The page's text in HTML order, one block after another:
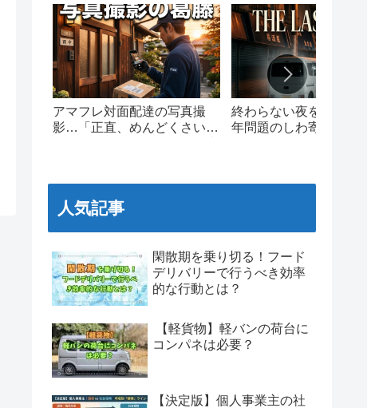
アマフレ対面配達の写真撮
影…「正直、めんどくさい」
終わらない夜を走る。
年問題のしわ寄せと、
人気記事
閑散期を乗り切る！フード
デリバリーで行うべき効率
的な行動とは？
【軽貨物】軽バンの荷台に
コンパネは必要？
【決定版】個人事業主の社